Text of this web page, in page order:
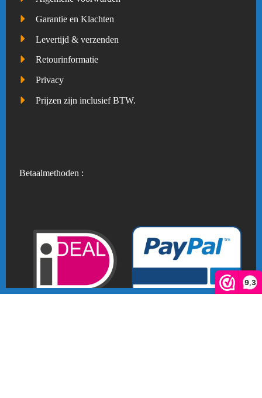
9,3
Garantie en Klachten
Levertijd & verzenden
Retourinformatie
Privacy
Prijzen zijn inclusief BTW.
Betaalmethoden :